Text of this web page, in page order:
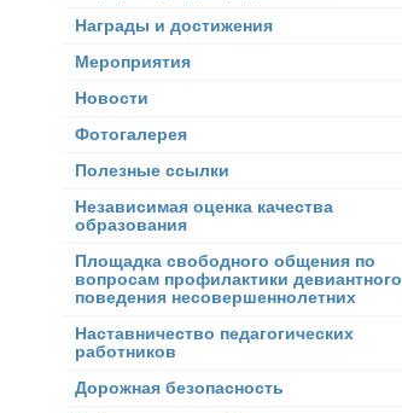
Награды и достижения
Мероприятия
Новости
Фотогалерея
Полезные ссылки
Независимая оценка качества
образования
Площадка свободного общения по
вопросам профилактики девиантного
поведения несовершеннолетних
Наставничество педагогических
работников
Дорожная безопасность